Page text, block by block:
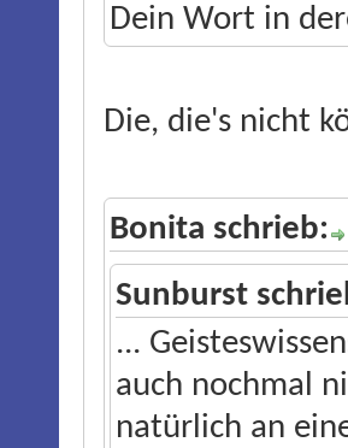
Dein Wort in
Die, die's nicht
Bonita schrieb:
Sunburst
...
auch nochmal
natürlich an